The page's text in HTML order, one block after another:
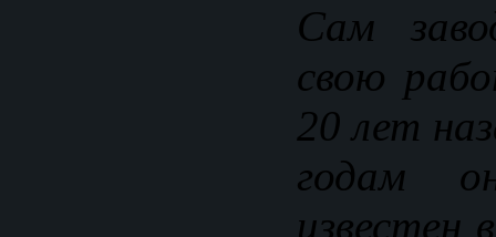
Сам
свою
20 лет
годам